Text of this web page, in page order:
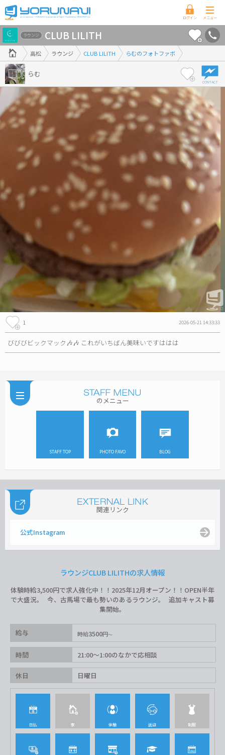
香
川
県
版
高松 ラウンジ CLUB LILITH らむのフォトファボ
ラウンジ CLUB LILITH
らむ
1 2026-05-21 14:33:33
びびびビックマック🎶🎶 これがいちばん美味いですははは
のメニュー
STAFF TOP PHOTO FAVO BLOG
関連リンク
公式Instagram
ラウンジCLUB LILITHの求人情報
体験時給3,500円で求人強化中！！2025年12月オープン！！OPEN半年
で大盛況。 今、古馬場で最も勢いのあるラウンジ。 追加キャスト募
集開始。
給与 時給3500円
時間 21:00〜1:00のなかで応相談
休日 日曜日
日払 寮 体験 送迎 制服